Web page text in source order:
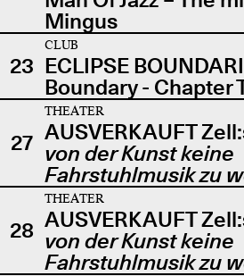
Mingus
23
CLUB
ECLIPSE
Boundary - Chapter
27
THEATER
AUSVERKAUFT
von der Kunst keine
Fahrstuhlmusik zu
28
THEATER
AUSVERKAUFT
von der Kunst keine
Fahrstuhlmusik zu